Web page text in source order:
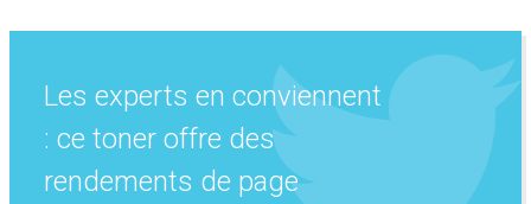
Les experts en conviennent
: ce toner offre des
rendements de page